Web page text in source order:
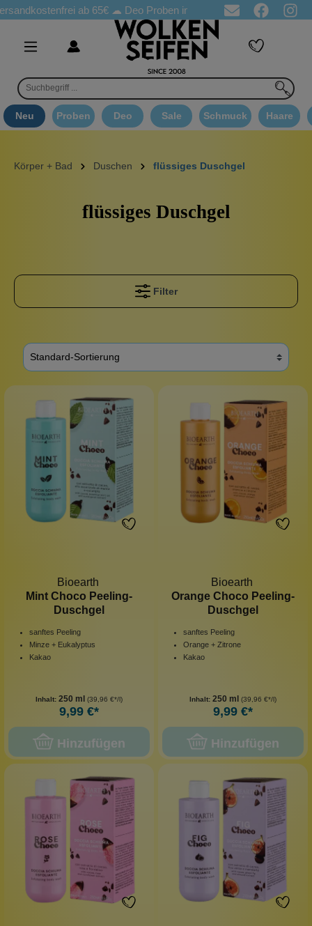
ab 65€ ☁ Deo Proben in jeder Bestellung ☁ Goodie
Neu Proben Deo Sale Schmuck Haare
Körper + Bad Duschen flüssiges Duschgel
flüssiges Duschgel
Filter
Bioearth
Mint Choco Peeling-
Duschgel
sanftes Peeling
Minze + Eukalyptus
Kakao
Inhalt: 250 ml (39,96 €*/l)
9,99 €*
Hinzufügen
Bioearth
Orange Choco Peeling-
Duschgel
sanftes Peeling
Orange + Zitrone
Kakao
Inhalt: 250 ml (39,96 €*/l)
9,99 €*
Hinzufügen